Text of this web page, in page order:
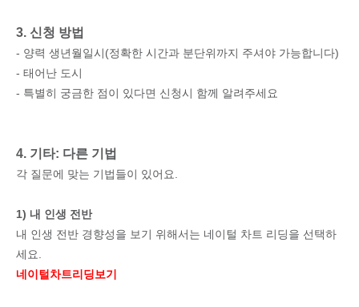
3. 신청 방법
- 양력 생년월일시(정확한 시간과 분단위까지 주셔야 가능합니다)
- 태어난 도시
- 특별히 궁금한 점이 있다면 신청시 함께 알려주세요
4. 기타: 다른 기법
각 질문에 맞는 기법들이 있어요.
1) 내 인생 전반
내 인생 전반 경향성을 보기 위해서는 네이털 차트 리딩을 선택하
세요.
네이털차트리딩보기